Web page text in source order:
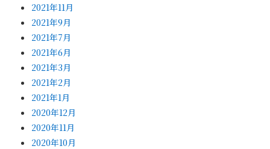
2021年11月
2021年9月
2021年7月
2021年6月
2021年3月
2021年2月
2021年1月
2020年12月
2020年11月
2020年10月